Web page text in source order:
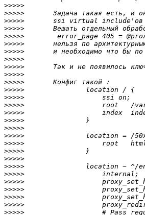
>>>>>
>>>>>
>>>>>
>>>>>
>>>>>
>>>>>
>>>>>
>>>>>
>>>>>
>>>>>
>>>>>
>>>>>
>>>>>
>>>>>
>>>>>
>>>>>
>>>>>
>>>>>
>>>>>
>>>>>
>>>>>
>>>>>
>>>>>
>>>>>
>>>>>
>>>>>
>>>>>
>>>>>